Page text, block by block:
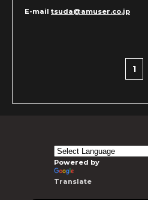
E-mail tsuda@amuser.co.jp
1
Powered by
Translate